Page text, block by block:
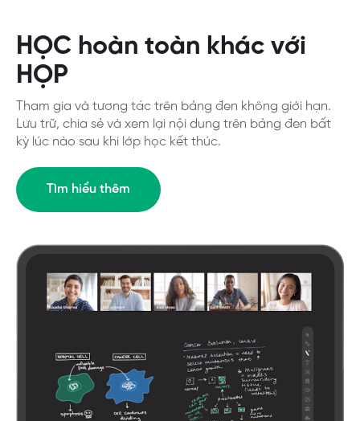
HỌC hoàn toàn khác với
HỌP
Tham gia và tương tác trên bảng đen không giới hạn.
Lưu trữ, chia sẻ và xem lại nội dung trên bảng đen bất
kỳ lúc nào sau khi lớp học kết thúc.
Tìm hiểu thêm